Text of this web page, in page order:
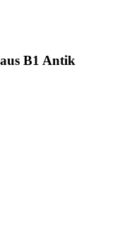
B1 Antik